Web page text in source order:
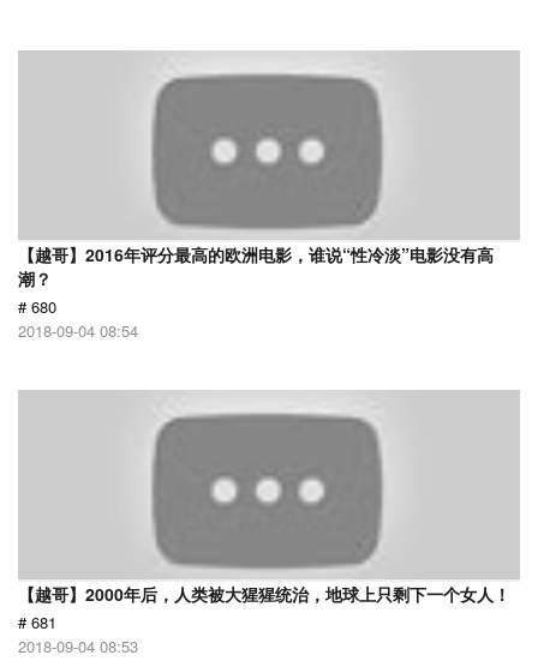
【越哥】2016年评分最高的欧洲电影，谁说“性冷淡”电影没有高
潮？
# 680
2018-09-04 08:54
【越哥】2000年后，人类被大猩猩统治，地球上只剩下一个女人！
# 681
2018-09-04 08:53